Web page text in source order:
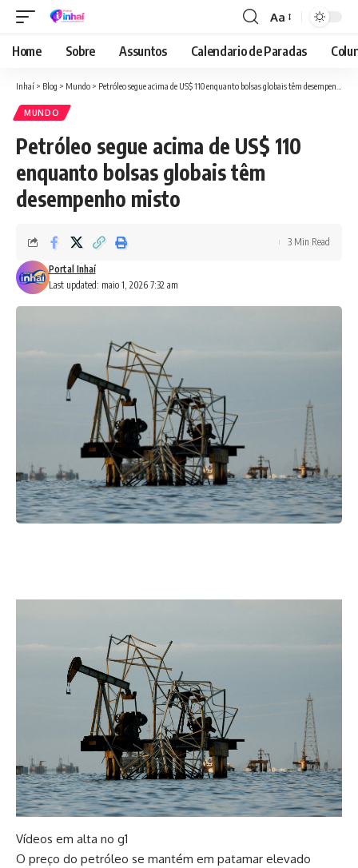
Font
Resizer
Aa
Home Sobre Assuntos Calendario de Paradas
Inhaí > Blog > Mundo > Petróleo segue acima de US$ 110 enquanto bolsas globais têm desempenho misto
MUNDO
Petróleo segue acima de US$ 110
enquanto bolsas globais têm
desempenho misto
Last updated: maio 1, 2026 7:32 am
Portal Inhaí
3 Min Read
Vídeos em alta no g1
O preço do petróleo se mantém em patamar elevado